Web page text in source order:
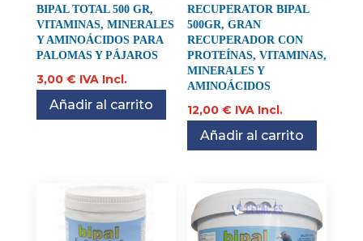
BIPAL TOTAL 500 GR,
VITAMINAS, MINERALES
Y AMINOÁCIDOS PARA
PALOMAS Y PÁJAROS
3,00 € IVA Incl.
Añadir al carrito
RECUPERATOR BIPAL
500GR, GRAN
RECUPERADOR CON
PROTEÍNAS, VITAMINAS,
MINERALES Y
AMINOÁCIDOS
12,00€ IVA Incl.
Añadir al carrito